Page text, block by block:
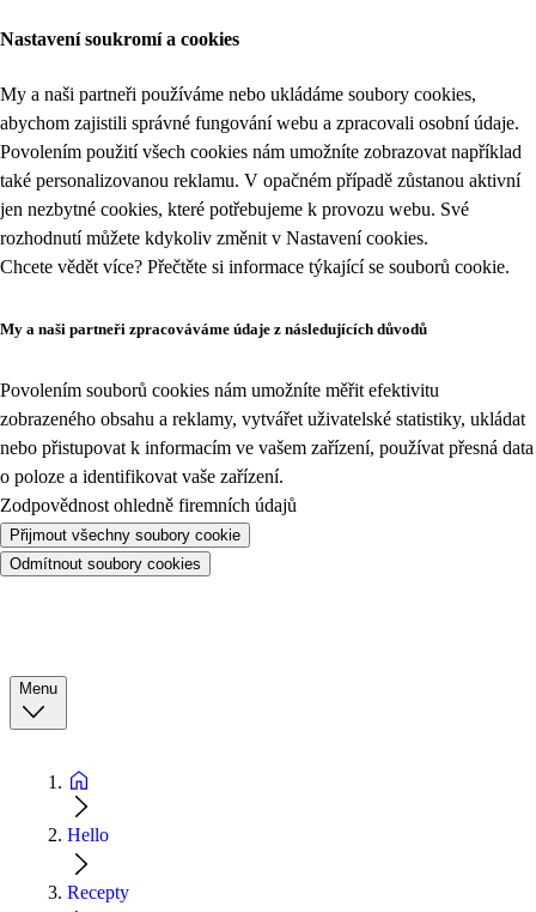
Nastavení soukromí a cookies
My a naši partneři používáme nebo ukládáme soubory cookies,
abychom zajistili správné fungování webu a zpracovali osobní údaje.
Povolením použití všech cookies nám umožníte zobrazovat například
také personalizovanou reklamu. V opačném případě zůstanou aktivní
jen nezbytné cookies, které potřebujeme k provozu webu. Své
rozhodnutí můžete kdykoliv změnit v Nastavení cookies.
Chcete vědět více? Přečtěte si informace týkající se souborů cookie.
My a naši partneři zpracováváme údaje z následujících důvodů
Povolením souborů cookies nám umožníte měřit efektivitu
zobrazeného obsahu a reklamy, vytvářet uživatelské statistiky, ukládat
nebo přistupovat k informacím ve vašem zařízení, používat přesná data
o poloze a identifikovat vaše zařízení.
Zodpovědnost ohledně firemních údajů
Přijmout všechny soubory cookie
Odmítnout soubory cookies
Menu
Hello
Recepty